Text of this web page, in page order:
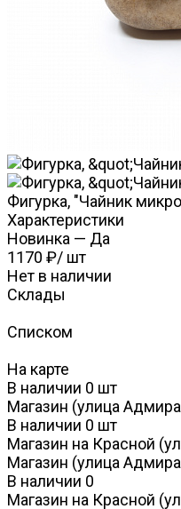
Фигурка, "Чайник
Характеристики
Новинка — Да
1170 ₽/ шт
Нет в наличии
Склады
Списком
На карте
В наличии 0 шт
Магазин (улица
В наличии 0 шт
Магазин на Красной
Магазин (улица
В наличии 0
Магазин на Красной